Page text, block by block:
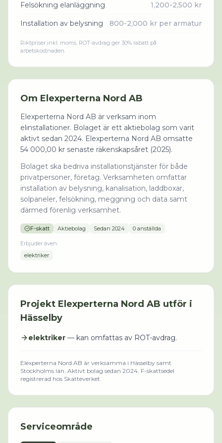
Felsökning elanläggning 1,200-2,500 kr
Installation av belysning 800-2,000 kr per armatur
Riktpriser inkl. moms. ROT-avdrag ger 30% rabatt på
arbetskostnaden.
Om Elexperterna Nord AB
Elexperterna Nord AB är verksam inom
elinstallationer. Bolaget är ett aktiebolag som varit
aktivt sedan 2024. Elexperterna Nord AB omsatte
54 000,00 kr senaste räkenskapsåret (2025).
Bolaget ska bedriva installationstjänster för både
privatpersoner, företag. Verksamheten omfattar
installation av belysning, kanalisation, laddboxar,
solpaneler, felsökning, meggning och data samt
därmed förenlig verksamhet.
F-skatt Aktiebolag Sedan 2024 0 anställda
Erbjuder även:
elektriker
Projekt Elexperterna Nord AB utför i
Hässelby
elektriker — kan omfattas av ROT-avdrag.
Elexperterna Nord AB är verksamma i Hässelby samt
Stockholms län. Aktivt bolag sedan 2024. F-skattsedel
registrerad hos Skatteverket.
Serviceområde